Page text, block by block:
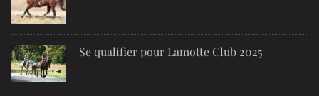
Se qualifier pour Lamotte Club 2025